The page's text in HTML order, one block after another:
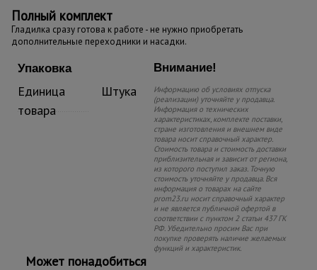
Полный комплект
Гладилка сразу готова к работе - не нужно приобретать
дополнительные переходники и насадки.
Упаковка
Единица
товара
Штука
Внимание!
Информацию об условиях отпуска
(реализации) уточняйте у продавца.
Информация о технических
характеристиках, комплекте поставки,
стране изготовления и внешнем виде
товара носит справочный характер.
Стоимость товара и стоимость доставки
приблизительная и зависит от региона,
из которого поступил заказ. Точную
стоимость уточняйте у продавца. Вся
информация о товарах на сайте
prom23.ru носит справочный характер
и не является публичной офертой в
соответствии с пунктом 2 статьи 437 ГК
РФ. Убедительно просим Вас при
покупке проверять наличие желаемых
функций и характеристик.
Может понадобиться